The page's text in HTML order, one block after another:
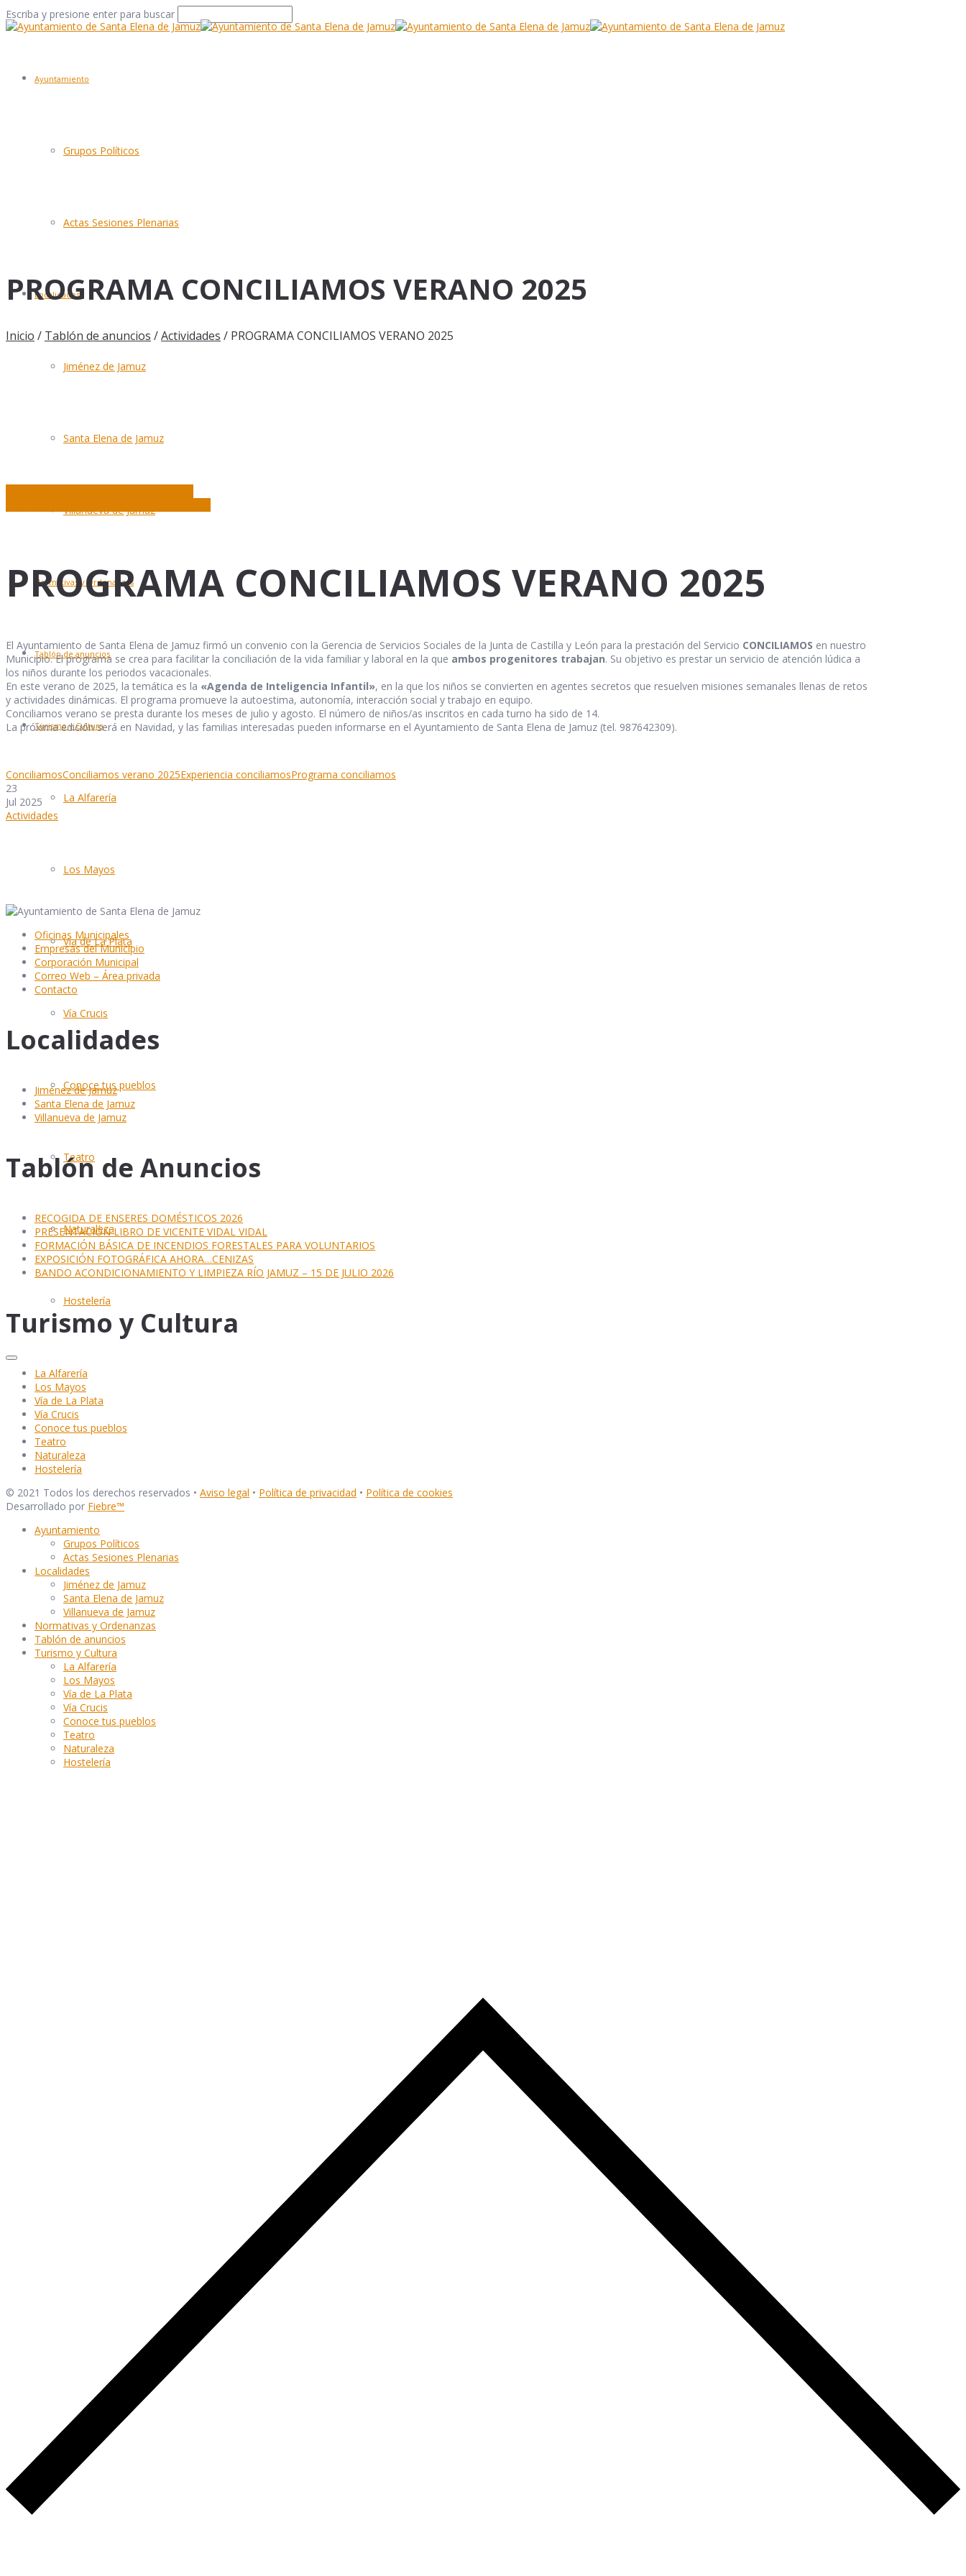
Escriba y presione enter para buscar
Ayuntamiento
Grupos Políticos
Actas Sesiones Plenarias
Localidades
Jiménez de Jamuz
Santa Elena de Jamuz
Villanueva de Jamuz
Normativas y Ordenanzas
Tablón de anuncios
Turismo y Cultura
La Alfarería
Los Mayos
Vía de La Plata
Vía Crucis
Conoce tus pueblos
Teatro
Naturaleza
Hostelería
PROGRAMA CONCILIAMOS VERANO 2025
Inicio / Tablón de anuncios /Actividades / PROGRAMA CONCILIAMOS VERANO 2025
PROGRAMA CONCILIAMOS VERANO 2025
El Ayuntamiento de Santa Elena de Jamuz firmó un convenio con la Gerencia de Servicios Sociales de la Junta de Castilla y León para la prestación del Servicio CONCILIAMOS en nuestro
Municipio. El programa se crea para facilitar la conciliación de la vida familiar y laboral en la que ambos progenitores trabajan. Su objetivo es prestar un servicio de atención lúdica a
los niños durante los periodos vacacionales.
En este verano de 2025, la temática es la «Agenda de Inteligencia Infantil», en la que los niños se convierten en agentes secretos que resuelven misiones semanales llenas de retos
y actividades dinámicas. El programa promueve la autoestima, autonomía, interacción social y trabajo en equipo.
Conciliamos verano se presta durante los meses de julio y agosto. El número de niños/as inscritos en cada turno ha sido de 14.
La próxima edición será en Navidad, y las familias interesadas pueden informarse en el Ayuntamiento de Santa Elena de Jamuz (tel. 987642309).
ConciliamosConciliamos verano 2025Experiencia conciliamosPrograma conciliamos
23
Jul 2025
Actividades
Oficinas Municipales
Empresas del Municipio
Corporación Municipal
Correo Web – Área privada
Contacto
Localidades
Jiménez de Jamuz
Santa Elena de Jamuz
Villanueva de Jamuz
Tablón de Anuncios
RECOGIDA DE ENSERES DOMÉSTICOS 2026
PRESENTACIÓN LIBRO DE VICENTE VIDAL VIDAL
FORMACIÓN BÁSICA DE INCENDIOS FORESTALES PARA VOLUNTARIOS
EXPOSICIÓN FOTOGRÁFICA AHORA…CENIZAS
BANDO ACONDICIONAMIENTO Y LIMPIEZA RÍO JAMUZ – 15 DE JULIO 2026
Turismo y Cultura
La Alfarería
Los Mayos
Vía de La Plata
Vía Crucis
Conoce tus pueblos
Teatro
Naturaleza
Hostelería
© 2021 Todos los derechos reservados • Aviso legal • Política de privacidad • Política de cookies
Desarrollado por Fiebre™
Ayuntamiento
Grupos Políticos
Actas Sesiones Plenarias
Localidades
Jiménez de Jamuz
Santa Elena de Jamuz
Villanueva de Jamuz
Normativas y Ordenanzas
Tablón de anuncios
Turismo y Cultura
La Alfarería
Los Mayos
Vía de La Plata
Vía Crucis
Conoce tus pueblos
Teatro
Naturaleza
Hostelería